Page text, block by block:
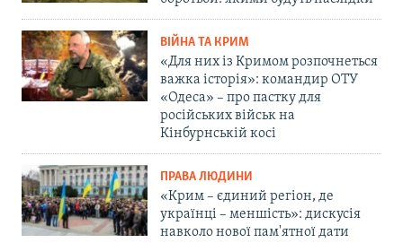
ВІЙНА ТА КРИМ
«Для них із Кримом розпочнеться
важка історія»: командир ОТУ
«Одеса» – про пастку для
російських військ на
Кінбурнській косі
ПРАВА ЛЮДИНИ
«Крим – єдиний регіон, де
українці – меншість»: дискусія
навколо нової пам'ятної дати